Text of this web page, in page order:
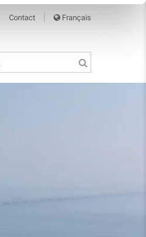
Contact Français